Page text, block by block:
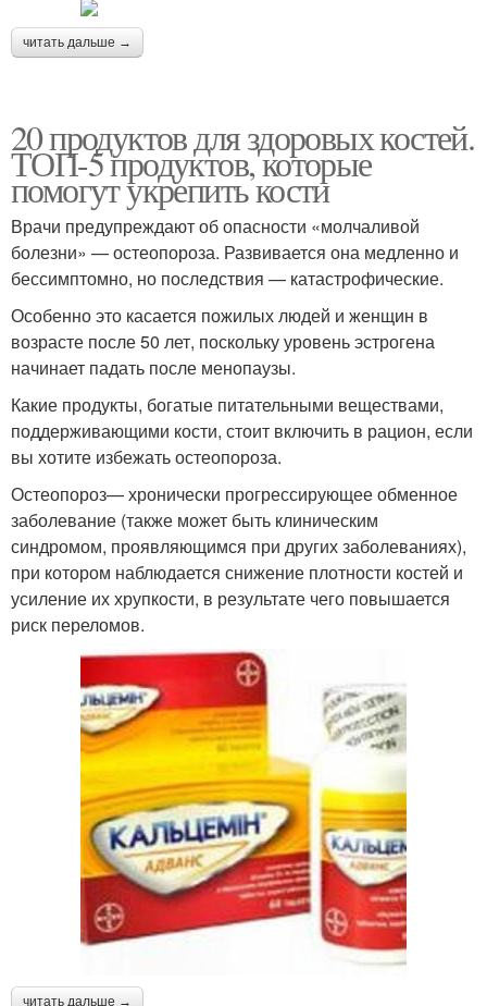
читать дальше →
20 продуктов для здоровых костей.
ТОП-5 продуктов, которые
помогут укрепить кости
Врачи предупреждают об опасности «молчаливой
болезни» — остеопороза. Развивается она медленно и
бессимптомно, но последствия — катастрофические.
Особенно это касается пожилых людей и женщин в
возрасте после 50 лет, поскольку уровень эстрогена
начинает падать после менопаузы.
Какие продукты, богатые питательными веществами,
поддерживающими кости, стоит включить в рацион, если
вы хотите избежать остеопороза.
Остеопороз— хронически прогрессирующее обменное
заболевание (также может быть клиническим
синдромом, проявляющимся при других заболеваниях),
при котором наблюдается снижение плотности костей и
усиление их хрупкости, в результате чего повышается
риск переломов.
читать дальше →